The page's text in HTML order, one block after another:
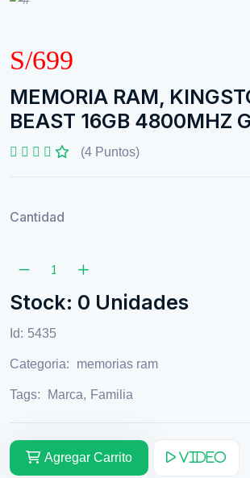
S/699
MEMORIA RAM,
BEAST 16GB 4800MHZ
(4 Puntos)
Cantidad
Stock: 0 Unidades
Id: 5435
Categoria: memorias ram
Tags: Marca, Familia
Agregar Carrito Video